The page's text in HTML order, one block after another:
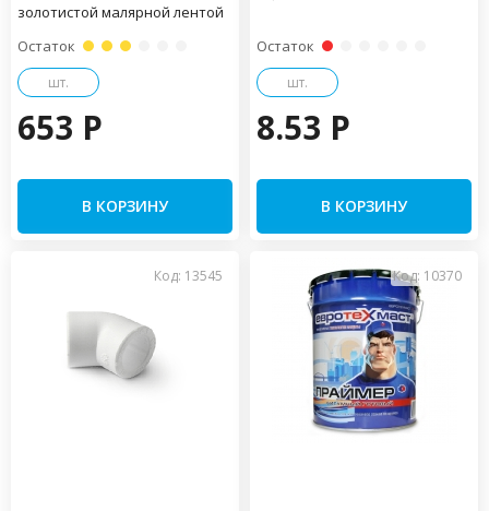
золотистой малярной лентой
Остаток
шт.
653 P
В КОРЗИНУ
Остаток
шт.
8.53 P
В КОРЗИНУ
Код: 13545 Код: 10370